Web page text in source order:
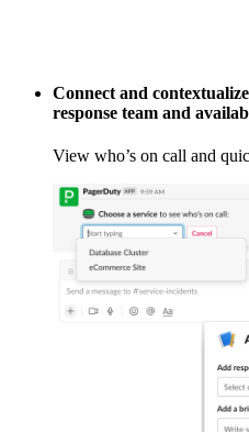
Connect and
response team and
View who’s on call and